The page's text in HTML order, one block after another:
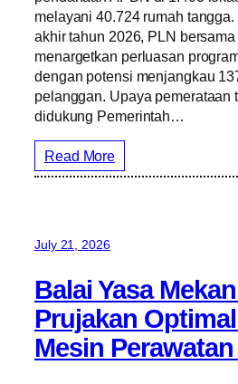
melayani 40.724 rumah
akhir tahun 2026, PLN
menargetkan perluasan
dengan potensi menjangkau
pelanggan. Upaya pemerataan
didukung Pemerintah…
Read More
July 21, 2026
Balai Yasa
Prujakan
Mesin